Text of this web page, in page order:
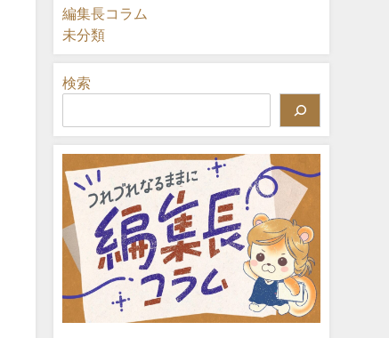
編集長コラム
未分類
検索